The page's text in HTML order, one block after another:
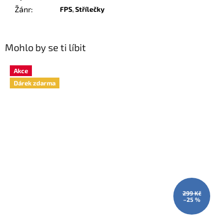
Mohlo by se ti líbit
Akce
Dárek zdarma
299 Kč
–25 %
Žánr: FPS,Střílečky